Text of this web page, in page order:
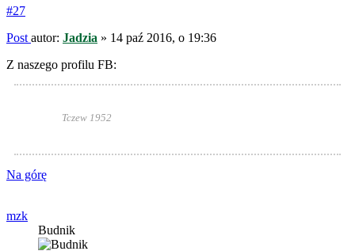
#27
Post autor: Jadzia » 14 paź 2016, o 19:36
Z naszego profilu FB:
Tczew 1952
Na górę
mzk
Budnik